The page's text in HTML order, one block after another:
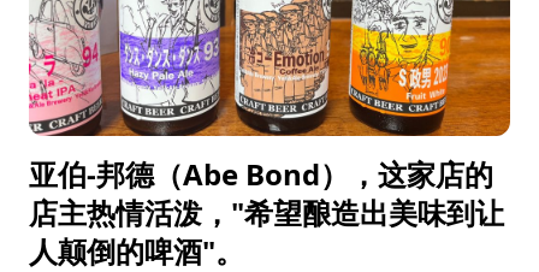
亚伯-邦德（Abe Bond），这家店的
店主热情活泼，"希望酿造出美味到让
人颠倒的啤酒"。